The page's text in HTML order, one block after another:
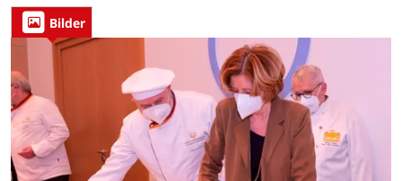
Bilder